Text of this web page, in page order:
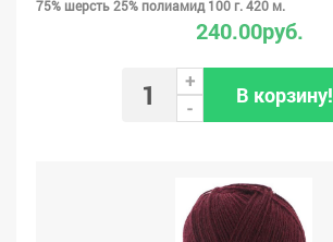
75% шерсть 25% полиамид 100 г. 420 м.
240.00руб.
+
-
В корзину!